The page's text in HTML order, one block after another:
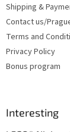
Shipping &
Contact us/
Terms and
Privacy Policy
Bonus program
Interesting